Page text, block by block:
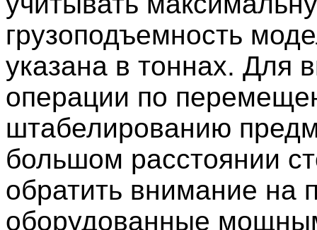
грузоподъемность
указана в тоннах. Для
операции по
штабелированию
большом расстоянии
обратить внимание на
оборудованные